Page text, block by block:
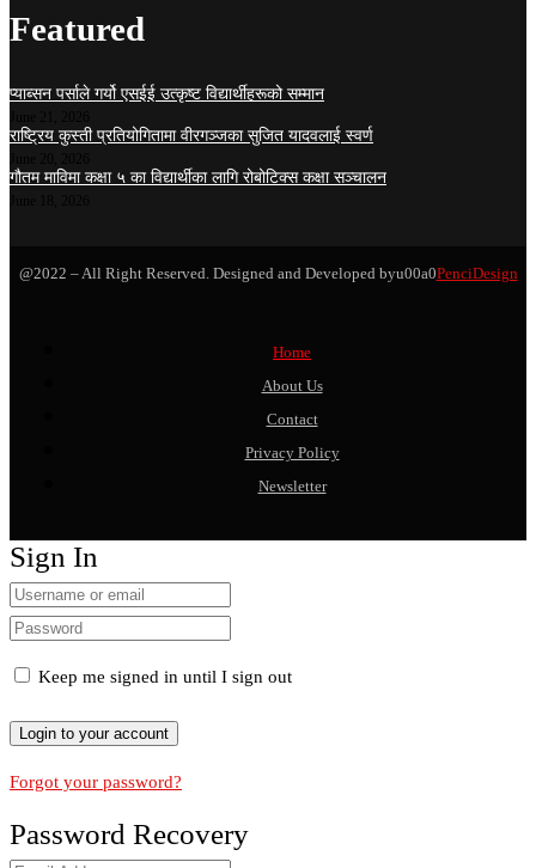
Featured
प्याब्सन पर्साले गर्यो एसईई उत्कृष्ट विद्यार्थीहरूको सम्मान
राष्ट्रिय कुस्ती प्रतियोगितामा वीरगञ्जका सुजित यादवलाई स्वर्ण
गौतम माविमा कक्षा ५ का विद्यार्थीका लागि रोबोटिक्स कक्षा सञ्चालन
@2022 – All Right Reserved. Designed and Developed byu00a0PenciDesign
Home
About Us
Contact
Privacy Policy
Newsletter
Sign In
Keep me signed in until I sign out
Forgot your password?
Password Recovery